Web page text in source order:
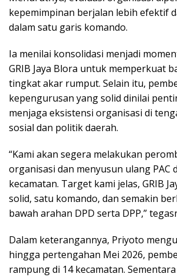
kepemimpinan berjalan lebih efektif
dalam satu garis komando.
Ia menilai konsolidasi menjadi
GRIB Jaya Blora untuk memperkuat
tingkat akar rumput. Selain itu,
kepengurusan yang solid dinilai
menjaga eksistensi organisasi di
sosial dan politik daerah.
“Kami akan segera melakukan
organisasi dan menyusun ulang PAC
kecamatan. Target kami jelas, GRIB
solid, satu komando, dan semakin
bawah arahan DPD serta DPP,”
Dalam keterangannya, Priyoto
hingga pertengahan Mei 2026,
rampung di 14 kecamatan.